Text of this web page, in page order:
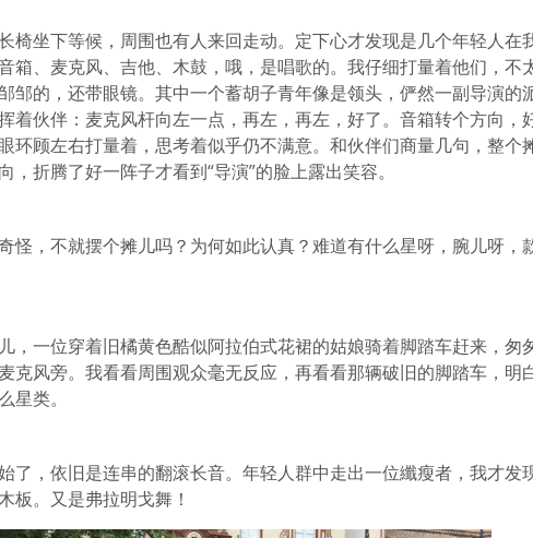
椅坐下等候，周围也有人来回走动。定下心才发现是几个年轻人在
箱、麦克风、吉他、木鼓，哦，是唱歌的。我仔细打量着他们，不
邹的，还带眼镜。其中一个蓄胡子青年像是领头，俨然一副导演的
着伙伴：麦克风杆向左一点，再左，再左，好了。音箱转个方向，
环顾左右打量着，思考着似乎仍不满意。和伙伴们商量几句，整个
，折腾了好一阵子才看到“导演”的脸上露出笑容。
怪，不就摆个摊儿吗？为何如此认真？难道有什么星呀，腕儿呀，
，一位穿着旧橘黄色酷似阿拉伯式花裙的姑娘骑着脚踏车赶来，匆
克风旁。我看看周围观众毫无反应，再看看那辆破旧的脚踏车，明
星类。
了，依旧是连串的翻滚长音。年轻人群中走出一位纖瘦者，我才发
板。又是弗拉明戈舞！